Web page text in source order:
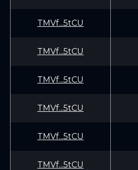
TMVf...5tCU
TMVf...5tCU
TMVf...5tCU
TMVf...5tCU
TMVf...5tCU
TMVf...5tCU